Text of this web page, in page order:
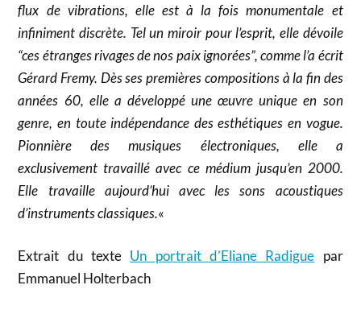
flux de vibrations, elle est à la fois monumentale et
infiniment discrète. Tel un miroir pour l’esprit, elle dévoile
“ces étranges rivages de nos paix ignorées”, comme l’a écrit
Gérard Fremy. Dès ses premières compositions à la fin des
années 60, elle a développé une œuvre unique en son
genre, en toute indépendance des esthétiques en vogue.
Pionnière des musiques électroniques, elle a
exclusivement travaillé avec ce médium jusqu’en 2000.
Elle travaille aujourd’hui avec les sons acoustiques
d’instruments classiques.«
Extrait du texte Un portrait d’Eliane Radigue par
Emmanuel Holterbach